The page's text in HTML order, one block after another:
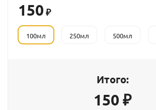
150 ₽
100мл 250мл 500мл
Итого:
150 ₽